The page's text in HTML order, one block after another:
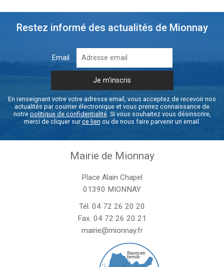
Restez informé des actualités de Mionnay
Email
En renseignant votre votre adresse email, vous acceptez de recevoir nos
actualités par courrier électronique et vous prenez connaissance de
notre politique de confidentialité. Si vous souhaitez vous désinscrire,
merci de cliquer surce lien ou de nous faire parvenir un email.
Mairie de Mionnay
Place Alain Chapel
01390 MIONNAY
Tél. 04 72 26 20 20
Fax. 04 72 26 20 21
mairie@mionnay.fr